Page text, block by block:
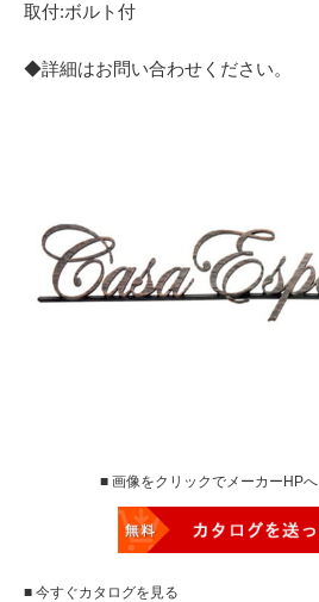
取付:ボルト付
◆詳細はお問い合わせください。
■ 画像をクリックでメーカーHPへ
■ 今すぐカタログを見る